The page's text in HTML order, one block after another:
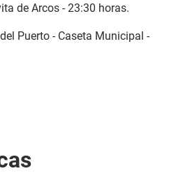
de Arcos - 23:30 horas.
Puerto - Caseta Municipal -